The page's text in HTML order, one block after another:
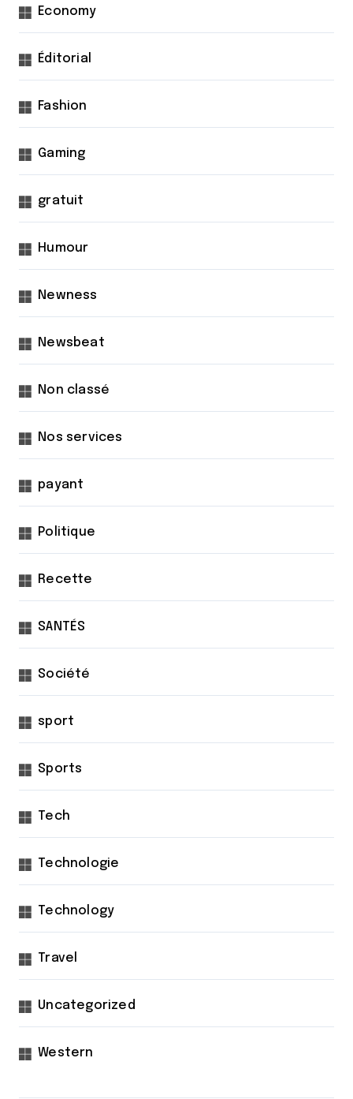
Economy
Éditorial
Fashion
Gaming
gratuit
Humour
Newness
Newsbeat
Non classé
Nos services
payant
Politique
Recette
SANTÉS
Société
sport
Sports
Tech
Technologie
Technology
Travel
Uncategorized
Western